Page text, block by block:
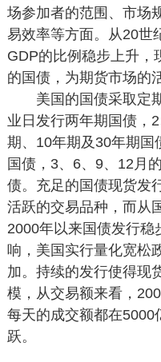
场参加者的范围、市场
易效率等方面。从20世
GDP的比例稳步上升，
的国债，为期货市场的
美国的国债采取定期
业日发行两年期国债，
期、10年期及30年期国
国债，3、6、9、12月
债。充足的国债现货发
活跃的交易品种，而从
2000年以来国债发行稳
响，美国实行量化宽松
加。持续的发行使得现
模，从交易额来看，
每天的成交额都在5000
跃。